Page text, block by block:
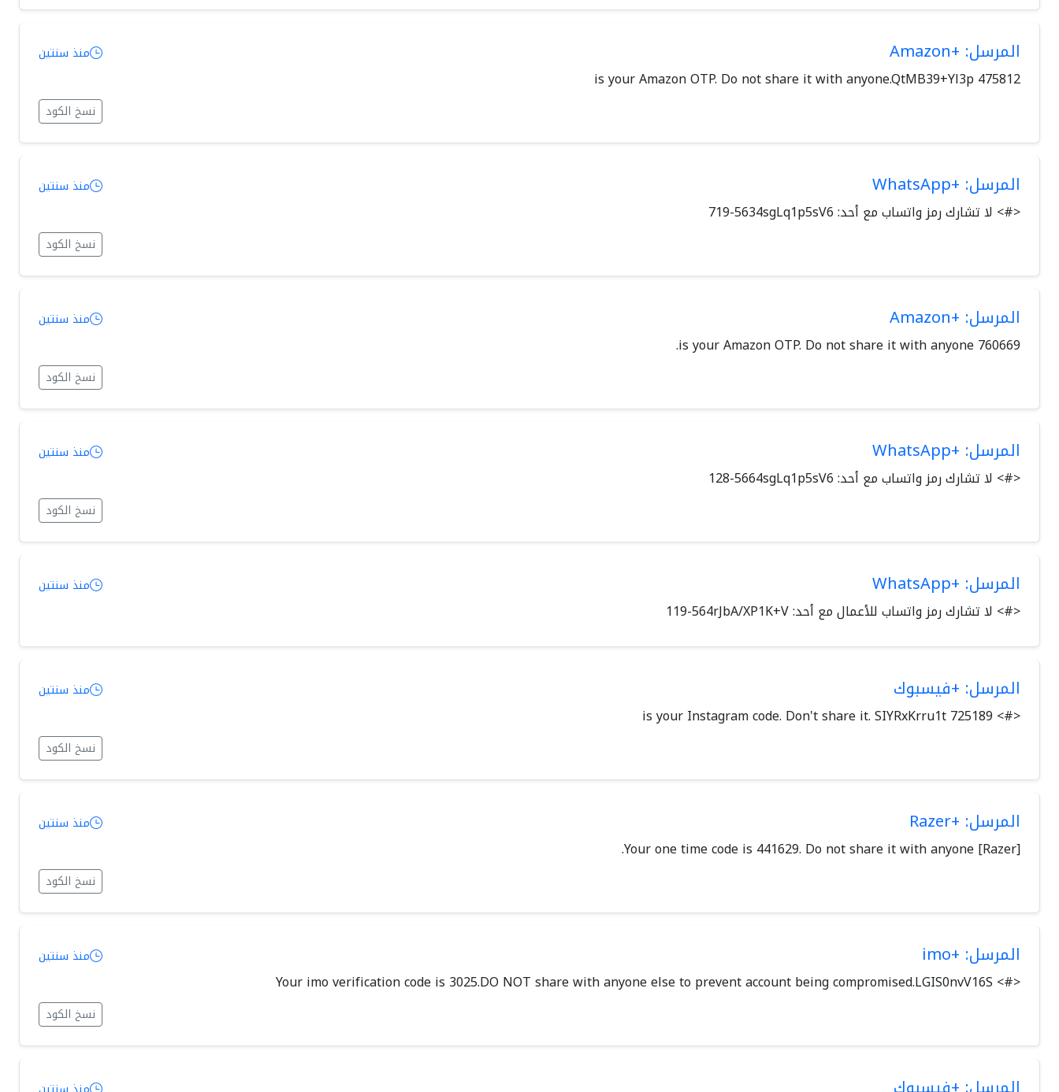
المرسل: +Amazon منذ سنتين
475812 is your Amazon OTP. Do not share it with anyone.QtMB39+Yl3p
نسخ الكود
المرسل: +WhatsApp منذ سنتين
<#> لا تشارك رمز ‏واتساب مع أحد: ‎719-5634sgLq1p5sV6
نسخ الكود
المرسل: +Amazon منذ سنتين
760669 is your Amazon OTP. Do not share it with anyone.
نسخ الكود
المرسل: +WhatsApp منذ سنتين
<#> لا تشارك رمز ‏واتساب مع أحد: ‎128-5664sgLq1p5sV6
نسخ الكود
المرسل: +WhatsApp منذ سنتين
<#> لا تشارك رمز واتساب للأعمال مع أحد: ‎119-564rJbA/XP1K+V
المرسل: +فيسبوك منذ سنتين
<#> 725189 is your Instagram code. Don't share it. SIYRxKrru1t
نسخ الكود
المرسل: +Razer منذ سنتين
[Razer] Your one time code is 441629. Do not share it with anyone.
نسخ الكود
المرسل: +imo منذ سنتين
<#> Your imo verification code is 3025.DO NOT share with anyone else to prevent account being compromised.LGIS0nvV16S
نسخ الكود